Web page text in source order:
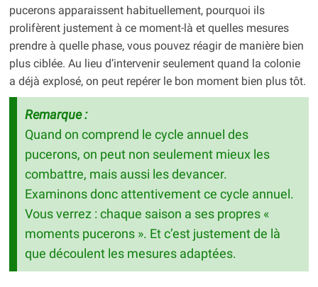
pucerons apparaissent habituellement, pourquoi ils
prolifèrent justement à ce moment-là et quelles mesures
prendre à quelle phase, vous pouvez réagir de manière bien
plus ciblée. Au lieu d’intervenir seulement quand la colonie
a déjà explosé, on peut repérer le bon moment bien plus tôt.
Remarque :
Quand on comprend le cycle annuel des
pucerons, on peut non seulement mieux les
combattre, mais aussi les devancer.
Examinons donc attentivement ce cycle annuel.
Vous verrez : chaque saison a ses propres «
moments pucerons ». Et c’est justement de là
que découlent les mesures adaptées.